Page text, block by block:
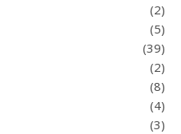
(2)
(5)
(39)
(2)
(8)
(4)
(3)